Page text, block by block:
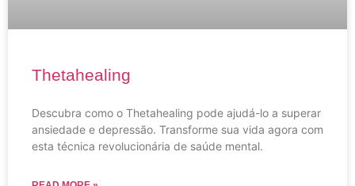
Thetahealing
Descubra como o Thetahealing pode ajudá-lo a superar
ansiedade e depressão. Transforme sua vida agora com
esta técnica revolucionária de saúde mental.